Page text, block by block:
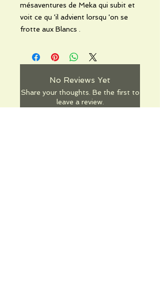
mésaventures de Meka qui subit et
voit ce qu 'il advient lorsqu 'on se
frotte aux Blancs .
No Reviews Yet
Share your thoughts. Be the first to
leave a review.